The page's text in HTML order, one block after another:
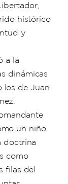
histórico
y
a la
dinámicas
los de Juan
un niño
doctrina
como
filas del